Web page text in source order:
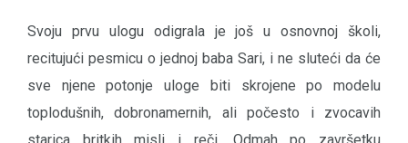
Svoju prvu ulogu odigrala je još u osnovnoj školi,
recitujući pesmicu o jednoj baba Sari, i ne sluteći da će
sve njene potonje uloge biti skrojene po modelu
toplodušnih, dobronamernih, ali počesto i zvocavih